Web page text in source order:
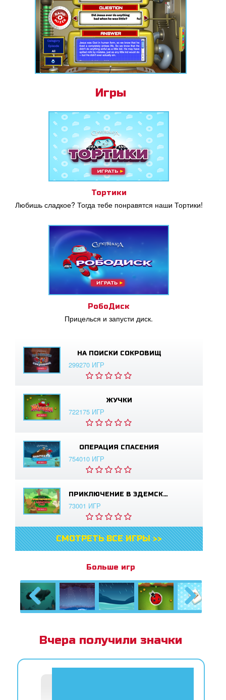
Игры
Тортики
Любишь сладкое? Тогда тебе понравятся наши Тортики!
РобоДиск
Прицелься и запусти диск.
НА ПОИСКИ СОКРОВИЩ
299270 ИГР
ЖУЧКИ
722175 ИГР
ОПЕРАЦИЯ СПАСЕНИЯ
754010 ИГР
ПРИКЛЮЧЕНИЕ В ЭДЕМСКОМ САДУ
73001 ИГР
СМОТРЕТЬ ВСЕ ИГРЫ >>
Больше игр
Previous Next
Вчера получили значки